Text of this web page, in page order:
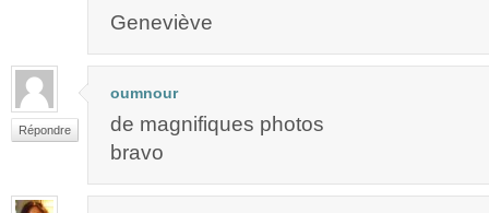
Geneviève
Répondre
oumnour
de magnifiques photos
bravo